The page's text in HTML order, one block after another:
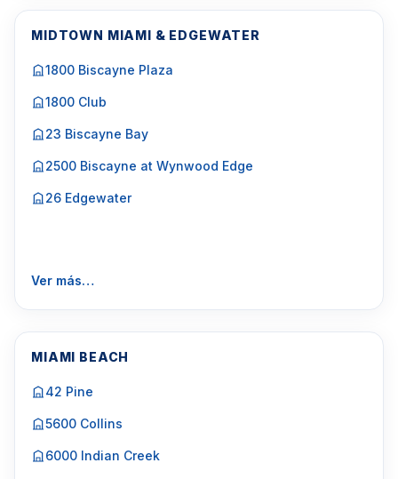
MIDTOWN MIAMI & EDGEWATER
1800 Biscayne Plaza
1800 Club
23 Biscayne Bay
2500 Biscayne at Wynwood Edge
26 Edgewater
Ver más…
MIAMI BEACH
42 Pine
5600 Collins
6000 Indian Creek